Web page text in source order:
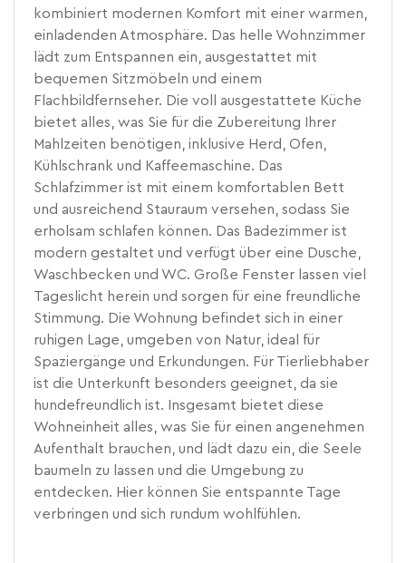
kombiniert modernen Komfort mit einer warmen,
einladenden Atmosphäre. Das helle Wohnzimmer
lädt zum Entspannen ein, ausgestattet mit
bequemen Sitzmöbeln und einem
Flachbildfernseher. Die voll ausgestattete Küche
bietet alles, was Sie für die Zubereitung Ihrer
Mahlzeiten benötigen, inklusive Herd, Ofen,
Kühlschrank und Kaffeemaschine. Das
Schlafzimmer ist mit einem komfortablen Bett
und ausreichend Stauraum versehen, sodass Sie
erholsam schlafen können. Das Badezimmer ist
modern gestaltet und verfügt über eine Dusche,
Waschbecken und WC. Große Fenster lassen viel
Tageslicht herein und sorgen für eine freundliche
Stimmung. Die Wohnung befindet sich in einer
ruhigen Lage, umgeben von Natur, ideal für
Spaziergänge und Erkundungen. Für Tierliebhaber
ist die Unterkunft besonders geeignet, da sie
hundefreundlich ist. Insgesamt bietet diese
Wohneinheit alles, was Sie für einen angenehmen
Aufenthalt brauchen, und lädt dazu ein, die Seele
baumeln zu lassen und die Umgebung zu
entdecken. Hier können Sie entspannte Tage
verbringen und sich rundum wohlfühlen.